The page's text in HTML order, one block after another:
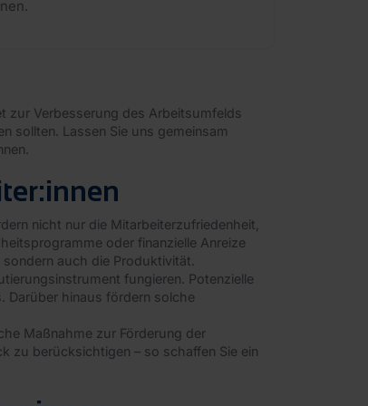
zur Verbesserung des Arbeitsumfelds
sollten. Lassen Sie uns gemeinsam
nicht nur die Mitarbeiterzufriedenheit,
oder finanzielle Anreize
auch die Produktivität.
fungieren. Potenzielle
Darüber hinaus fördern solche
Maßnahme zur Förderung der
zu berücksichtigen – so schaffen Sie ein